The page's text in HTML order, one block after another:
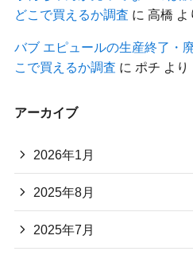
どこで買えるか調査 に 高橋 よ
バブ エピュールの生産終了・
こで買えるか調査 に ポチ より
アーカイブ
2026年1月
2025年8月
2025年7月